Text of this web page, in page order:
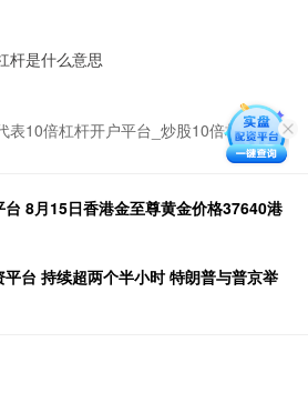
杆是什么意思
表10倍杠杆开户平台_炒股10倍杠杆_配
台 8月15日香港金至尊黄金价格37640港
台 持续超两个半小时 特朗普与普京举